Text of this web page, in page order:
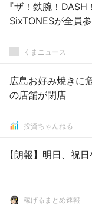
『ザ！鉄腕！
SixTONESが全員
くまニュース
広島お好み焼きに
の店舗が閉店
投資ちゃんねる
【朗報】明日、祝日
稼げるまとめ速報